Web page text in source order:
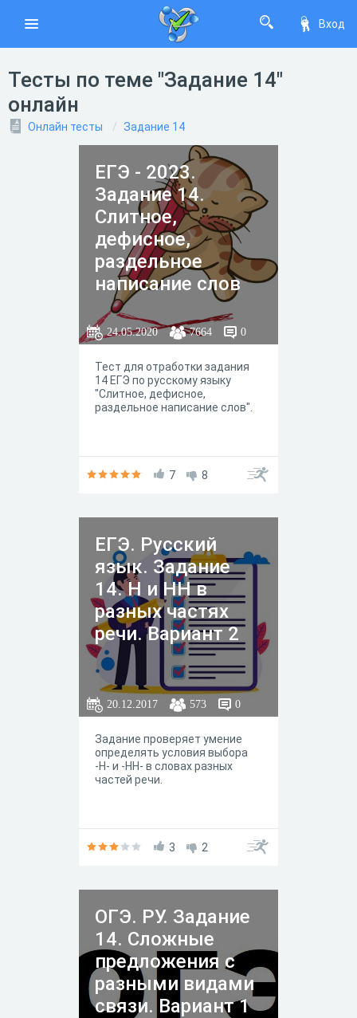
Вход
Тесты по теме "Задание 14"
онлайн
Онлайн тесты Задание 14
ЕГЭ - 2023.
Задание 14.
Слитное,
дефисное,
раздельное
написание слов
24.05.2020 7664 0
Тест для отработки задания
14 ЕГЭ по русскому языку
"Слитное, дефисное,
раздельное написание слов".
7 8
ЕГЭ. Русский
язык. Задание
14. Н и НН в
разных частях
речи. Вариант 2
20.12.2017 573 0
Задание проверяет умение
определять условия выбора
-Н- и -НН- в словах разных
частей речи.
3 2
ОГЭ. РУ. Задание
14. Сложные
предложения с
разными видами
связи. Вариант 1